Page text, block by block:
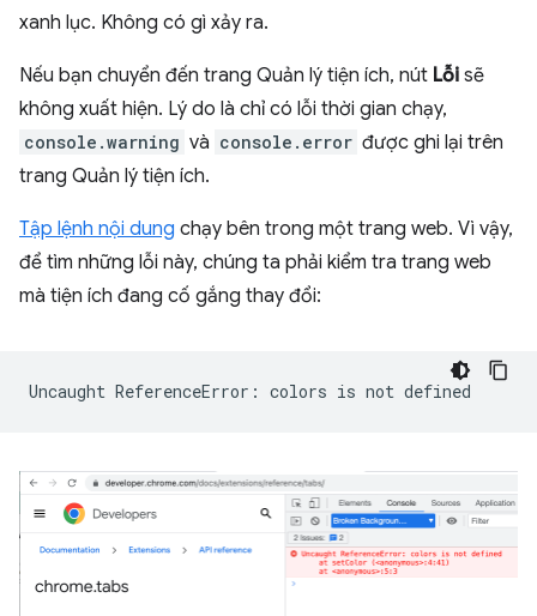
xanh lục. Không có gì xảy ra.
Nếu bạn chuyển đến trang Quản lý tiện ích, nút Lỗi sẽ
không xuất hiện. Lý do là chỉ có lỗi thời gian chạy,
console.warning và console.error được ghi lại trên
trang Quản lý tiện ích.
Tập lệnh nội dung chạy bên trong một trang web. Vì vậy,
để tìm những lỗi này, chúng ta phải kiểm tra trang web
mà tiện ích đang cố gắng thay đổi:
Uncaught ReferenceError: colors is not